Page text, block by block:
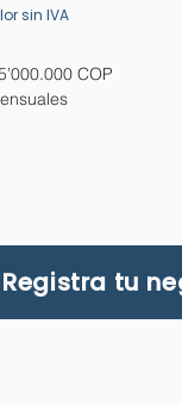
COP
sin IVA
Registra tu